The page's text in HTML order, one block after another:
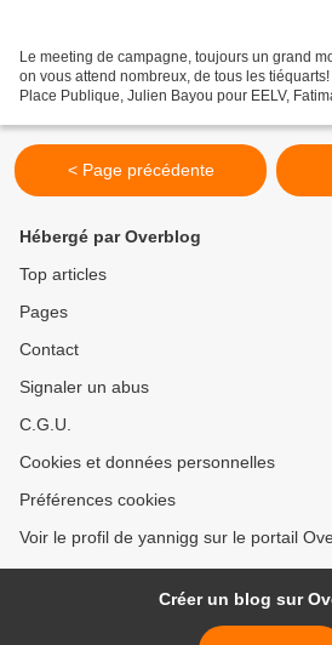
Le meeting de campagne, toujours un grand
on vous attend nombreux, de tous les
Place Publique, Julien Bayou pour EELV,
< Page précédente
Hébergé par Overblog
Top articles
Pages
Contact
Signaler un abus
C.G.U.
Cookies et données personnelles
Préférences cookies
Voir le profil de yannigg sur le portail
Créer un blog sur